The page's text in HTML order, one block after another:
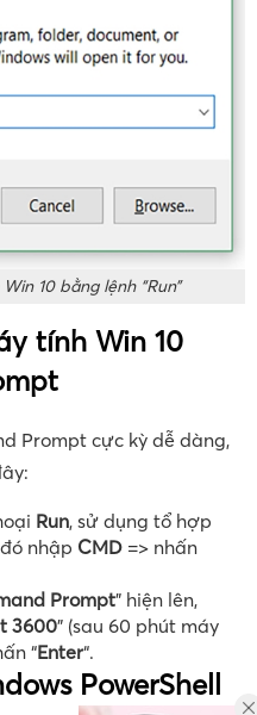
10 bằng lệnh “Run”
tính Win 10
Prompt cực kỳ dễ dàng,
Run, sử dụng tổ hợp
đó nhập CMD => nhấn
Prompt” hiện lên,
3600” (sau 60 phút máy
“Enter“.
PowerShell